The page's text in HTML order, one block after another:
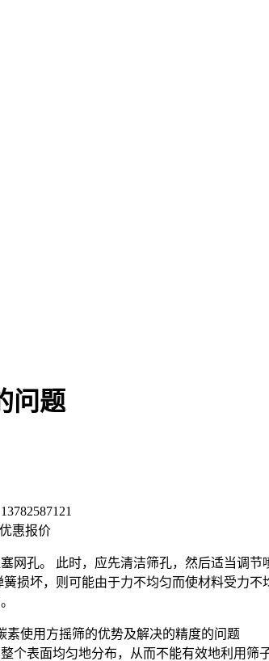
问题
13782587121
惠报价
网孔。 此时，应先清洁筛孔，然后适当调
损坏，则可能由于力不均匀而使材料受力不
个表面均匀地分布，从而不能有效地利用